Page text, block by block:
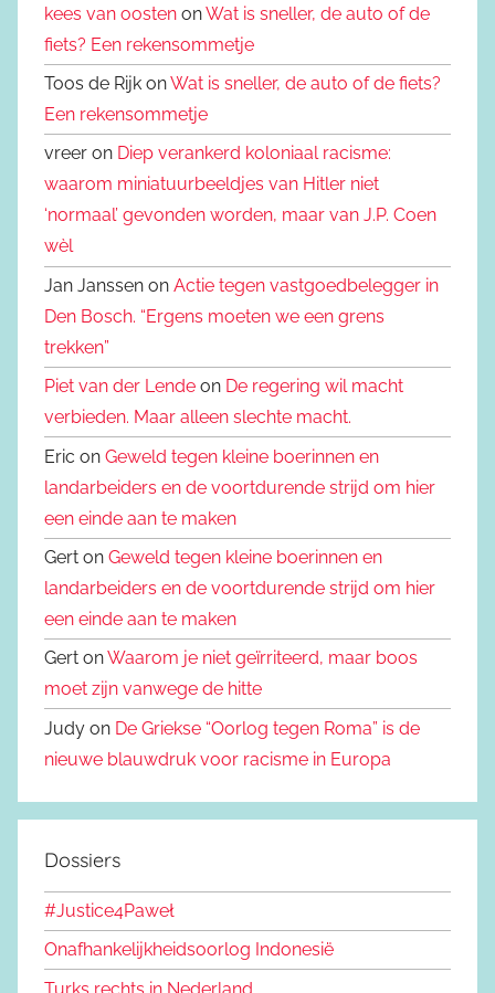
kees van oosten onWat is sneller, de auto of de
fiets? Een rekensommetje
Toos de Rijk onWat is sneller, de auto of de fiets?
Een rekensommetje
vreer on Diep verankerd koloniaal racisme:
waarom miniatuurbeeldjes van Hitler niet
‘normaal’ gevonden worden, maar van J.P. Coen
wèl
Jan Janssen on Actie tegen vastgoedbelegger in
Den Bosch. “Ergens moeten we een grens
trekken”
Piet van der Lende on De regering wil macht
verbieden. Maar alleen slechte macht.
Eric on Geweld tegen kleine boerinnen en
landarbeiders en de voortdurende strijd om hier
een einde aan te maken
Gert on Geweld tegen kleine boerinnen en
landarbeiders en de voortdurende strijd om hier
een einde aan te maken
Gert onWaarom je niet geïrriteerd, maar boos
moet zijn vanwege de hitte
Judy on De Griekse “Oorlog tegen Roma” is de
nieuwe blauwdruk voor racisme in Europa
Dossiers
#Justice4Paweł
Onafhankelijkheidsoorlog Indonesië
Turks rechts in Nederland